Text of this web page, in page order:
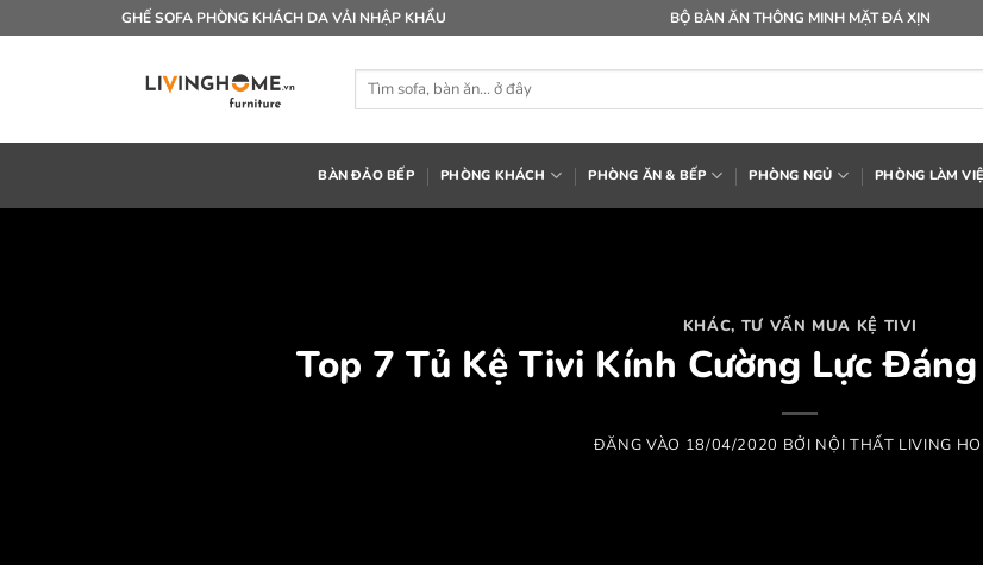
qua
GHẾ SOFA PHÒNG KHÁCH DA VẢI NHẬP KHẨU BỘ BÀN ĂN THÔNG MINH MẶT ĐÁ XỊN
Tìm
BÀN ĐẢO BẾP PHÒNG KHÁCH PHÒNG ĂN & BẾP PHÒNG NGỦ PHÒNG LÀM
KHÁC, TƯ VẤN MUA KỆ TIVI
Top 7 Tủ Kệ Tivi Kính Cường Lực
ĐĂNG VÀO 18/04/2020 BỞI NỘI THẤT LIVING